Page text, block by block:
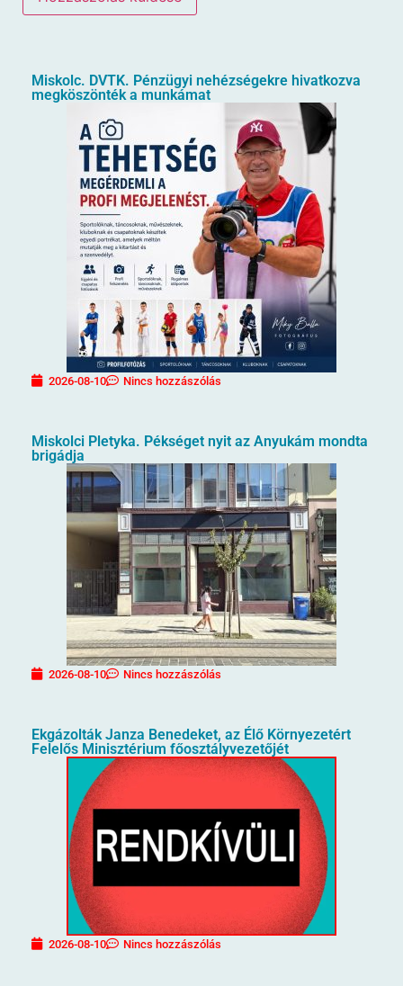
Miskolc. DVTK. Pénzügyi nehézségekre hivatkozva
megköszönték a munkámat
2026-08-10 Nincs hozzászólás
Miskolci Pletyka. Pékséget nyit az Anyukám mondta
brigádja
2026-08-10 Nincs hozzászólás
Ekgázolták Janza Benedeket, az Élő Környezetért
Felelős Minisztérium főosztályvezetőjét
2026-08-10 Nincs hozzászólás